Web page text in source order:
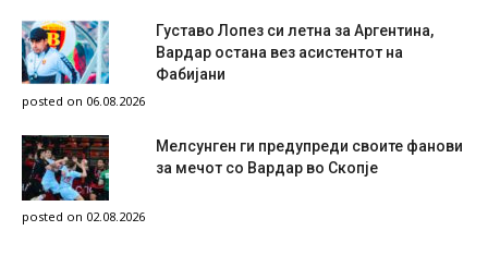
Густаво Лопез си летна за Аргентина,
Вардар остана вез асистентот на
Фабијани
posted on 06.08.2026
Мелсунген ги предупреди своите фанови
за мечот со Вардар во Скопје
posted on 02.08.2026